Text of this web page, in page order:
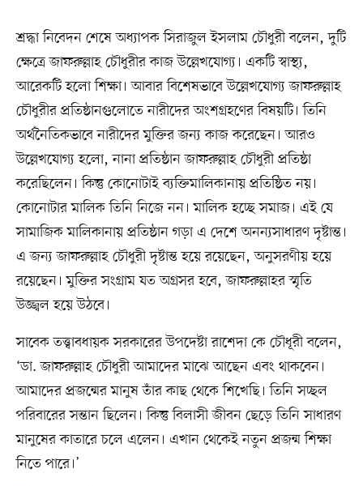
শ্রদ্ধা নিবেদন শেষে অধ্যাপক সিরাজুল ইসলাম চৌধুরী বলেন, দুটি
ক্ষেত্রে জাফরুল্লাহ চৌধুরীর কাজ উল্লেখযোগ্য। একটি স্বাস্থ্য,
আরেকটি হলো শিক্ষা। আবার বিশেষভাবে উল্লেখযোগ্য জাফরুল্লাহ
চৌধুরীর প্রতিষ্ঠানগুলোতে নারীদের অংশগ্রহণের বিষয়টি। তিনি
অর্থনৈতিকভাবে নারীদের মুক্তির জন্য কাজ করেছেন। আরও
উল্লেখযোগ্য হলো, নানা প্রতিষ্ঠান জাফরুল্লাহ চৌধুরী প্রতিষ্ঠা
করেছিলেন। কিন্তু কোনোটাই ব্যক্তিমালিকানায় প্রতিষ্ঠিত নয়।
কোনোটার মালিক তিনি নিজে নন। মালিক হচ্ছে সমাজ। এই যে
সামাজিক মালিকানায় প্রতিষ্ঠান গড়া এ দেশে অনন্যসাধারণ দৃষ্টান্ত।
এ জন্য জাফরুল্লাহ চৌধুরী দৃষ্টান্ত হয়ে রয়েছেন, অনুসরণীয় হয়ে
রয়েছেন। মুক্তির সংগ্রাম যত অগ্রসর হবে, জাফরুল্লাহর স্মৃতি
উজ্জ্বল হয়ে উঠবে।
সাবেক তত্ত্বাবধায়ক সরকারের উপদেষ্টা রাশেদা কে চৌধূরী বলেন,
‘ডা. জাফরুল্লাহ চৌধুরী আমাদের মাঝে আছেন এবং থাকবেন।
আমাদের প্রজন্মের মানুষ তাঁর কাছ থেকে শিখেছি। তিনি সচ্ছল
পরিবারের সন্তান ছিলেন। কিন্তু বিলাসী জীবন ছেড়ে তিনি সাধারণ
মানুষের কাতারে চলে এলেন। এখান থেকেই নতুন প্রজন্ম শিক্ষা
নিতে পারে।’